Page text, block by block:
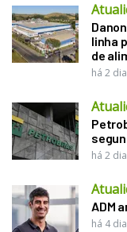
linha
de
há 2
há 2
ADM
há 4